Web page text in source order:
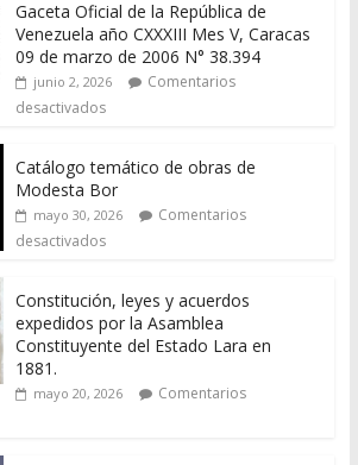
Gaceta Oficial de la República de
Venezuela año CXXXIII Mes V, Caracas
09 de marzo de 2006 N° 38.394
junio 2, 2026
Comentarios
desactivados
Catálogo temático de obras de
Modesta Bor
mayo 30, 2026
Comentarios
desactivados
Constitución, leyes y acuerdos
expedidos por la Asamblea
Constituyente del Estado Lara en
1881.
mayo 20, 2026
Comentarios